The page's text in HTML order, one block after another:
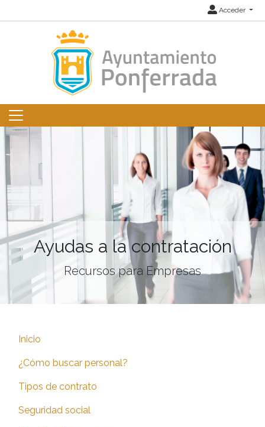
Acceder
Ayudas a la contratación
Recursos para Empresas
Inicio
¿Cómo buscar personal?
Tipos de contrato
Seguridad social